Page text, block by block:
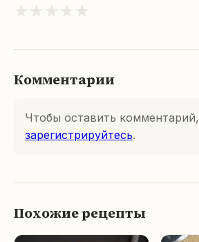
★ ★ ★ ★ ★
Комментарии
Чтобы оставить комментарий,
зарегистрируйтесь.
Похожие рецепты